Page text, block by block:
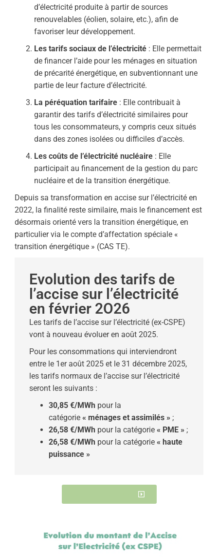
d’électricité produite à partir de sources
renouvelables (éolien, solaire, etc.), afin de
favoriser leur développement.
Les tarifs sociaux de l’électricité : Elle permettait
de financer l’aide pour les ménages en situation
de précarité énergétique, en subventionnant une
partie de leur facture d’électricité.
La péréquation tarifaire : Elle contribuait à
garantir des tarifs d’électricité similaires pour
tous les consommateurs, y compris ceux situés
dans des zones isolées ou difficiles d’accès.
Les coûts de l’électricité nucléaire : Elle
participait au financement de la gestion du parc
nucléaire et de la transition énergétique.
Depuis sa transformation en accise sur l’électricité en
2022, la finalité reste similaire, mais le financement est
désormais orienté vers la transition énergétique, en
particulier via le compte d’affectation spéciale «
transition énergétique » (CAS TE).
Evolution des tarifs de
l’accise sur l’électricité
en février 2O26
Les tarifs de l’accise sur l’électricité (ex-CSPE)
vont à nouveau évoluer en août 2025.
Pour les consommations qui interviendront
entre le 1er août 2025 et le 31 décembre 2025,
les tarifs normaux de l’accise sur l’électricité
seront les suivants :
30,85 €/MWh pour la
catégorie « ménages et assimilés » ;
26,58 €/MWh pour la catégorie « PME » ;
26,58 €/MWh pour la catégorie « haute
puissance »